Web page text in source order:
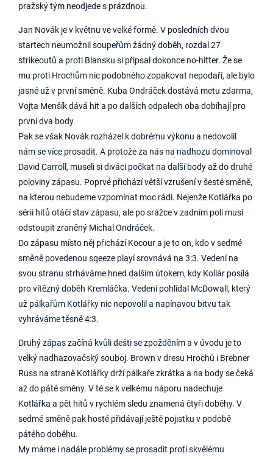
pražský tým neodjede s prázdnou.
Jan Novák je v květnu ve velké formě. V posledních dvou
startech neumožnil soupeřům žádný doběh, rozdal 27
strikeoutů a proti Blansku si připsal dokonce no-hitter. Že se
mu proti Hrochům nic podobného zopakovat nepodaří, ale bylo
jasné už v první směně. Kuba Ondráček dostává metu zdarma,
Vojta Menšík dává hit a po dalších odpalech oba dobíhají pro
první dva body.
Pak se však Novák rozházel k dobrému výkonu a nedovolil
nám se více prosadit. A protože za nás na nadhozu dominoval
David Carroll, museli si diváci počkat na další body až do druhé
poloviny zápasu. Poprvé přichází větší vzrušení v šesté směně,
na kterou nebudeme vzpomínat moc rádi. Nejenže Kotlářka po
sérii hitů otáčí stav zápasu, ale po srážce v zadním poli musí
odstoupit zraněný Michal Ondráček.
Do zápasu místo něj přichází Kocour a je to on, kdo v sedmé
směně povedenou sqeeze playí srovnává na 3:3. Vedení na
svou stranu strháváme hned dalším útokem, kdy Kollár posílá
pro vítězný doběh Kremláčka. Vedení pohlídal McDowall, který
už pálkařům Kotlářky nic nepovolil a napínavou bitvu tak
vyhráváme těsně 4:3.
Druhý zápas začíná kvůli dešti se zpožděním a v úvodu je to
velký nadhazovačský souboj. Brown v dresu Hrochů i Brebner
Russ na straně Kotlářky drží pálkaře zkrátka a na body se čeká
až do páté směny. V té se k velkému náporu nadechuje
Kotlářka a pět hitů v rychlém sledu znamená čtyři doběhy. V
sedmé směně pak hosté přidávají ještě pojistku v podobě
pátého doběhu.
My máme i nadále problémy se prosadit proti skvělému